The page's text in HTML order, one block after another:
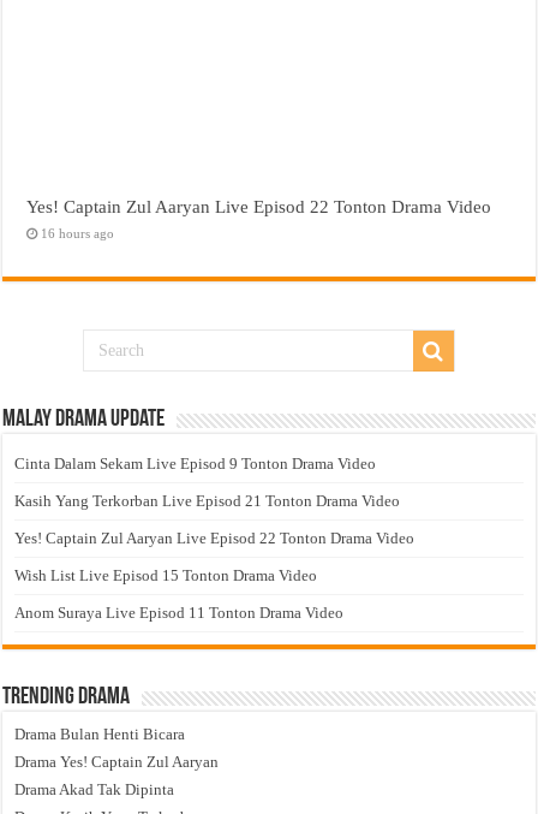
Yes! Captain Zul Aaryan Live Episod 22 Tonton Drama Video
16 hours ago
Malay Drama Update
Cinta Dalam Sekam Live Episod 9 Tonton Drama Video
Kasih Yang Terkorban Live Episod 21 Tonton Drama Video
Yes! Captain Zul Aaryan Live Episod 22 Tonton Drama Video
Wish List Live Episod 15 Tonton Drama Video
Anom Suraya Live Episod 11 Tonton Drama Video
Trending Drama
Drama Bulan Henti Bicara
Drama Yes! Captain Zul Aaryan
Drama Akad Tak Dipinta